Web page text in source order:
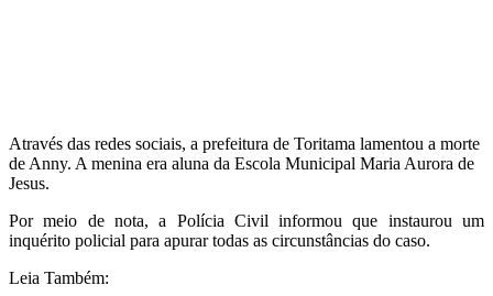
Através das redes sociais, a prefeitura de Toritama lamentou a morte
de Anny. A menina era aluna da Escola Municipal Maria Aurora de
Jesus.
Por meio de nota, a Polícia Civil informou que instaurou um
inquérito policial para apurar todas as circunstâncias do caso.
Leia Também: